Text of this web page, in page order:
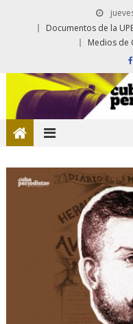
Documentos de la
Medios de